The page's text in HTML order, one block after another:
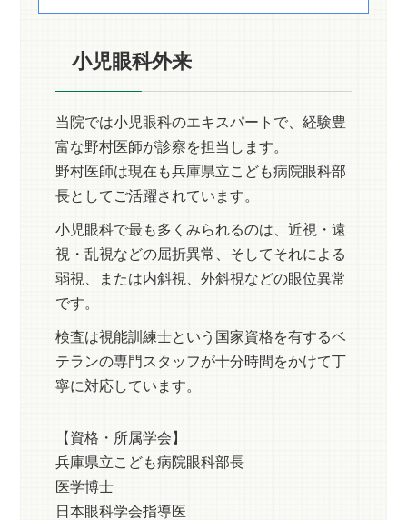
小児眼科外来
当院では小児眼科のエキスパートで、経験豊
富な野村医師が診察を担当します。
野村医師は現在も兵庫県立こども病院眼科部
長としてご活躍されています。
小児眼科で最も多くみられるのは、近視・遠
視・乱視などの屈折異常、そしてそれによる
弱視、または内斜視、外斜視などの眼位異常
です。
検査は視能訓練士という国家資格を有するベ
テランの専門スタッフが十分時間をかけて丁
寧に対応しています。
【資格・所属学会】
兵庫県立こども病院眼科部長
医学博士
日本眼科学会指導医